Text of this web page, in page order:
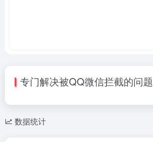
专门解决被QQ微信拦截的问题
数据统计